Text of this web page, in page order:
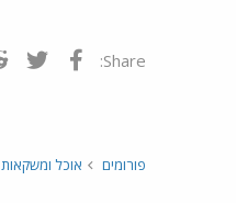
Share: פייסבוק
פורומים אוכל ומשקאות